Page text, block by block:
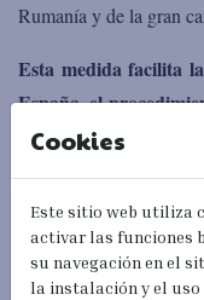
Rumanía y de la gran
Esta medida facilita
España, el
relación posterior con
aclarar que la
persona no significa
legislaciones de ambos
Cookies
Este sitio web utiliza
activar las funciones
su navegación en el
la instalación y el uso